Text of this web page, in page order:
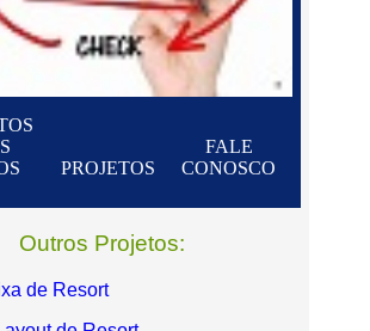
PROJETOS
FALE
CONOSCO
Outros Projetos:
de Resort